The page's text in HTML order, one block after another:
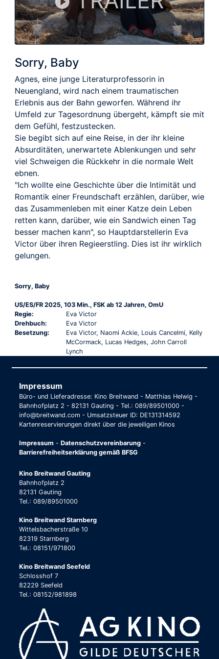
Sorry, Baby
Agnes, eine junge Literaturprofessorin in
Neuengland, wird nach einem traumatischen
Erlebnis aus der Bahn geworfen. Während ihr
Umfeld zur Tagesordnung übergeht, kämpft sie mit
dem Gefühl, festzustecken.
Sie begibt sich auf eine Reise, in der ihr kleine
Absurditäten, unerwartete Ablenkungen und sehr
viel Schweigen die Rückkehr in die normale Welt
ebnen.
"Ich wollte eine Geschichte über die Intimität und
Romantik einer Freundschaft erzählen, darüber, wie
das Zusammenleben mit einer Katze dein Leben
retten kann, darüber, wie ein Sandwich einen Tag
besser machen kann", so Hauptdarstellerin Eva
Victor über ihren Regieerstling. Dies ist ihr wirklich
gelungen.
Sorry, Baby
US/ES/FR 2025, 103 Min., FSK ab 12 Jahren, OmU
Regie:
Eva Victor
Drehbuch:
Eva Victor
Besetzung:
Eva Victor, Naomi Ackie, Louis Cancelmi, Kelly
McCormack, Lucas Hedges, John Carroll
Lynch
Impressum
Büro- und Lieferadresse: Kino Breitwand - Matthias Helwig -
Bahnhofplatz 2 - 82131 Gauting - Tel.: 089/89501000 -
info@breitwand.com - Umsatzsteuer ID: DE131314592
Kartenreservierungen direkt über die jeweiligen Kinos
Impressum - Datenschutzvereinbarung -
Barrierefreiheitserklärung gemäß BFSG
Kino Breitwand Gauting
Bahnhofplatz 2
82131 Gauting
Tel.: 089/89501000
Kino Breitwand Starnberg
Wittelsbacherstraße 10
82319 Starnberg
Tel.: 08151/971800
Kino Breitwand Seefeld
Schlosshof 7
82229 Seefeld
Tel.: 08152/981898